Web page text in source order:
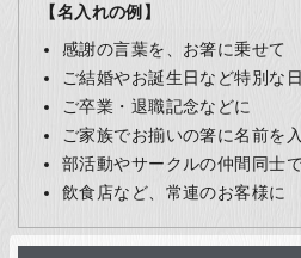
【名入れの例】
感謝の言葉を、お箸に乗せて
ご結婚やお誕生日など特別な
ご卒業・退職記念などに
ご家族でお揃いの箸に名前を
部活動やサークルの仲間同士
飲食店など、常連のお客様に